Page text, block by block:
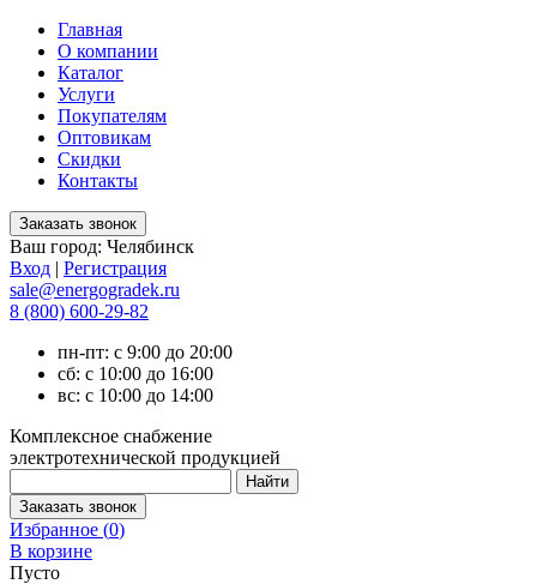
Главная
О компании
Каталог
Услуги
Покупателям
Оптовикам
Скидки
Контакты
Ваш город: Челябинск
Вход | Регистрация
sale@energogradek.ru
8 (800) 600-29-82
пн-пт: с 9:00 до 20:00
сб: с 10:00 до 16:00
вс: с 10:00 до 14:00
Комплексное снабжение
электротехнической продукцией
Избранное (0)
В корзине
Пусто